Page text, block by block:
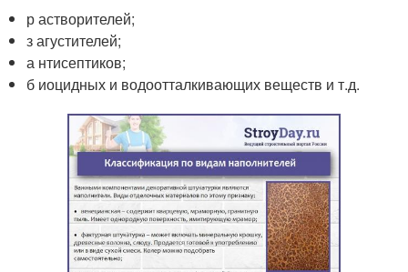
р астворителей;
з агустителей;
а нтисептиков;
б иоцидных и водоотталкивающих веществ и т.д.